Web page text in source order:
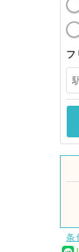
フ
条